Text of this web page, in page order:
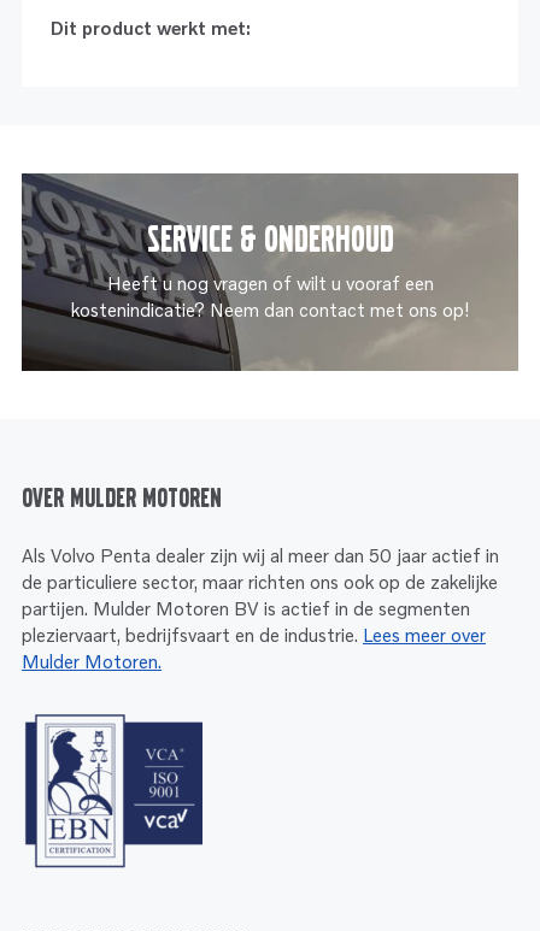
Dit product werkt met:
Service & onderhoud
Heeft u nog vragen of wilt u vooraf een
kostenindicatie? Neem dan contact met ons op!
Over Mulder Motoren
Als Volvo Penta dealer zijn wij al meer dan 50 jaar actief in
de particuliere sector, maar richten ons ook op de zakelijke
partijen. Mulder Motoren BV is actief in de segmenten
pleziervaart, bedrijfsvaart en de industrie. Lees meer over
Mulder Motoren.